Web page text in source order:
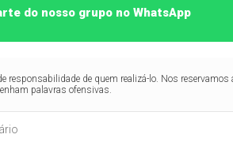
do nosso grupo no WhatsApp
responsabilidade de quem realizá-lo. Nos
palavras ofensivas.